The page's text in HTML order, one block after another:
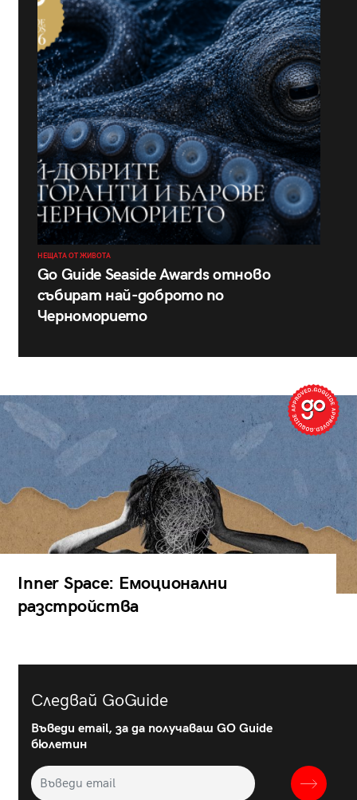
НЕЩАТА ОТ ЖИВОТА
Go Guide Seaside Awards отново
събират най-доброто по
Черноморието
Inner Space: Емоционални
разстройства
Следвай GoGuide
Въведи email, за да получаваш GO Guide
бюлетин